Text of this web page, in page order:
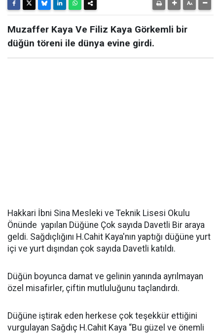
Muzaffer Kaya Ve Filiz Kaya Görkemli bir
düğün töreni ile dünya evine girdi.
Hakkari İbni Sina Mesleki ve Teknik Lisesi Okulu
Önünde yapılan Düğüne Çok sayıda Davetli Bir araya
geldi. Sağdıçlığını H.Cahit Kaya'nın yaptığı düğüne yurt
içi ve yurt dışından çok sayıda Davetli katıldı.
Düğün boyunca damat ve gelinin yanında ayrılmayan
özel misafirler, çiftin mutluluğunu taçlandırdı.
Düğüne iştirak eden herkese çok teşekkür ettiğini
vurgulayan Sağdıç H.Cahit Kaya “Bu güzel ve önemli